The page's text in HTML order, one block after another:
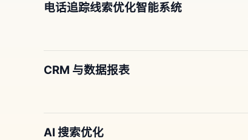
电话追踪线索优化智能系统
CRM 与数据报表
AI 搜索优化